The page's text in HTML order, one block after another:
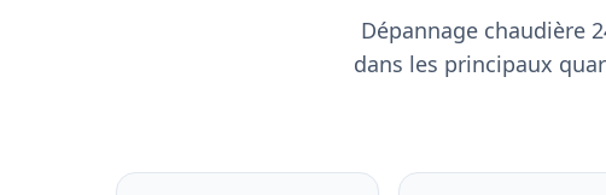
Dépannage chaudière
dans les principaux